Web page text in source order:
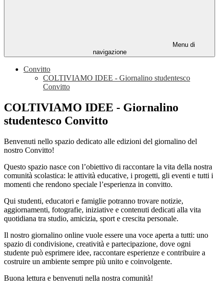
Menu di
navigazione
Convitto
COLTIVIAMO IDEE - Giornalino studentesco
Convitto
COLTIVIAMO IDEE - Giornalino
studentesco Convitto
Benvenuti nello spazio dedicato alle edizioni del giornalino del
nostro Convitto!
Questo spazio nasce con l’obiettivo di raccontare la vita della nostra
comunità scolastica: le attività educative, i progetti, gli eventi e tutti i
momenti che rendono speciale l’esperienza in convitto.
Qui studenti, educatori e famiglie potranno trovare notizie,
aggiornamenti, fotografie, iniziative e contenuti dedicati alla vita
quotidiana tra studio, amicizia, sport e crescita personale.
Il nostro giornalino online vuole essere una voce aperta a tutti: uno
spazio di condivisione, creatività e partecipazione, dove ogni
studente può esprimere idee, raccontare esperienze e contribuire a
costruire un ambiente sempre più unito e coinvolgente.
Buona lettura e benvenuti nella nostra comunità!